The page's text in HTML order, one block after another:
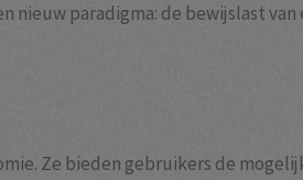
nieuw paradigma: de bewijslast
Ze bieden gebruikers de